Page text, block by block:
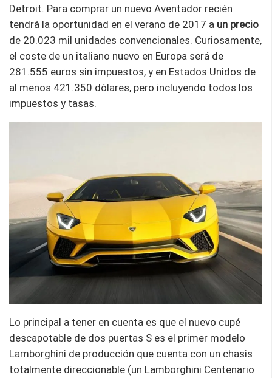
Detroit. Para comprar un nuevo Aventador recién
tendrá la oportunidad en el verano de 2017 a un precio
de 20.023 mil unidades convencionales. Curiosamente,
el coste de un italiano nuevo en Europa será de
281.555 euros sin impuestos, y en Estados Unidos de
al menos 421.350 dólares, pero incluyendo todos los
impuestos y tasas.
Lo principal a tener en cuenta es que el nuevo cupé
descapotable de dos puertas S es el primer modelo
Lamborghini de producción que cuenta con un chasis
totalmente direccionable (un Lamborghini Centenario